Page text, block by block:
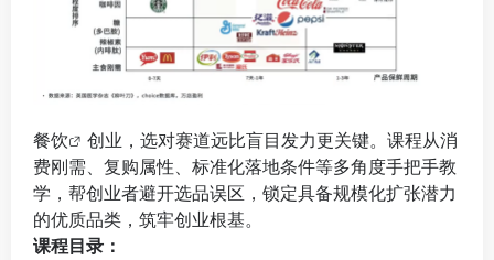
餐饮
创业，选对赛道远比盲目发力更关键。课程从消
费刚需、复购属性、标准化落地条件等多角度手把手教
学，帮创业者避开选品误区，锁定具备规模化扩张潜力
的优质品类，筑牢创业根基。
课程目录：